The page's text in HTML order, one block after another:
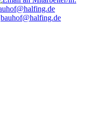
bauhof@halfing.de